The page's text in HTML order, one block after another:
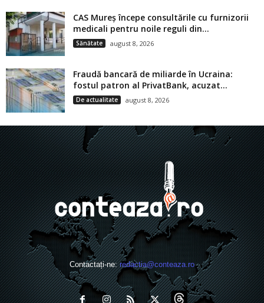
CAS Mureș începe consultările cu furnizorii
medicali pentru noile reguli din...
Sănătate august 8, 2026
Fraudă bancară de miliarde în Ucraina:
fostul patron al PrivatBank, acuzat...
De actualitate august 8, 2026
Contactați-ne:redactia@conteaza.ro